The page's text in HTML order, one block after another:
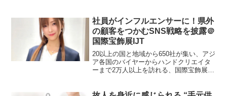
Rare&Forever（RDI Diamonds）では既
に、AIによ...
社員がインフルエンサーに！県外
の顧客をつかむSNS戦略を披露＠
国際宝飾展IJT
20以上の国と地域から650社が集い、アジ
ア各国のバイヤーからハンドクリエイタ
ーまで2万人以上を訪れる、国際宝飾展
る。RX Japan㈱と日本ジュエリー協会